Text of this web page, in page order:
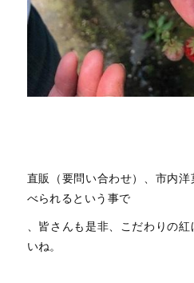
直販（要問い合わせ）、市内
べられるという事で
、皆さんも是非、こだわりの
いね。